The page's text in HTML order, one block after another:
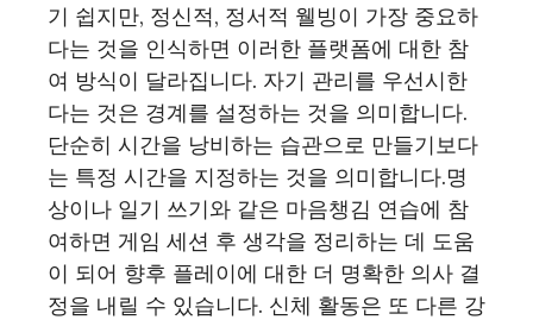
기 쉽지만, 정신적, 정서적 웰빙이 가장 중요하
다는 것을 인식하면 이러한 플랫폼에 대한 참
여 방식이 달라집니다. 자기 관리를 우선시한
다는 것은 경계를 설정하는 것을 의미합니다.
단순히 시간을 낭비하는 습관으로 만들기보다
는 특정 시간을 지정하는 것을 의미합니다.명
상이나 일기 쓰기와 같은 마음챙김 연습에 참
여하면 게임 세션 후 생각을 정리하는 데 도움
이 되어 향후 플레이에 대한 더 명확한 의사 결
정을 내릴 수 있습니다. 신체 활동은 또 다른 강